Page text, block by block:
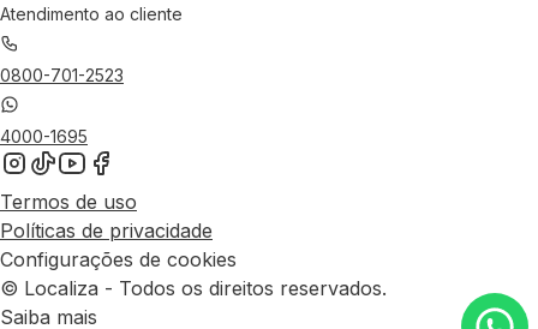
Atendimento ao cliente
0800-701-2523
4000-1695
Termos de uso
Políticas de privacidade
Configurações de cookies
© Localiza - Todos os direitos reservados.
Saiba mais